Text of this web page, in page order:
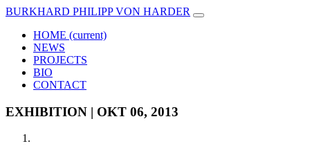
BURKHARD PHILIPP VON HARDER
HOME (current)
NEWS
PROJECTS
BIO
CONTACT
EXHIBITION | OKT 06, 2013